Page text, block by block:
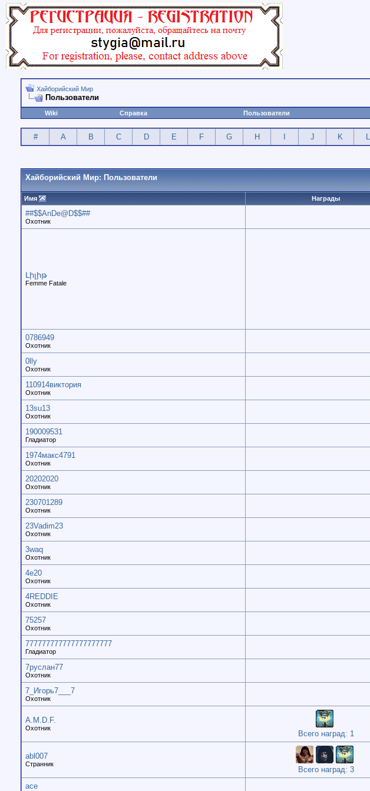
Хайборийский Мир
Пользователи
Wiki
Справка Пользователи
# A B C D E F G H J K L
Хайборийский Мир: Пользователи
Имя Награды
##$$AnDe@D$$##
Охотник
Լիլիթ
Femme Fatale
0786949
Охотник
0lly
Охотник
110914виктория
Охотник
13su13
Охотник
190009531
Гладиатор
1974макс4791
Охотник
20202020
Охотник
230701289
Охотник
23Vadim23
Охотник
3waq
Охотник
4e20
Охотник
4REDDIE
Охотник
75257
Охотник
777777777777777777777
Гладиатор
7руслан77
Охотник
7_Игорь7___7
Охотник
A.M.D.F.
Охотник
Всего наград: 1
abl007
Странник
Всего наград: 3
ace